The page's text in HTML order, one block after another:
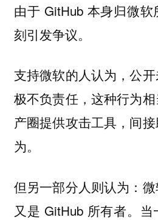
由于 GitHub 本身归微
刻引发争议。
支持微软的人认为，公
极不负责任，这种行为
产圈提供攻击工具，间
为。
但另一部分人则认为：微
又是 GitHub 所有者。